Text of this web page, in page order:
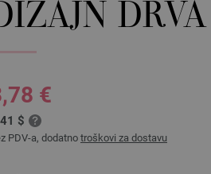
€
$
PDV-a, dodatno troškovi za dostavu